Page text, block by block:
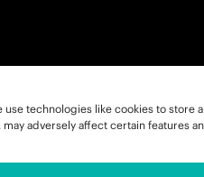
technologies like cookies to
adversely affect certain features